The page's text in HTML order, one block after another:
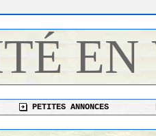
EN
PETITES ANNONCES